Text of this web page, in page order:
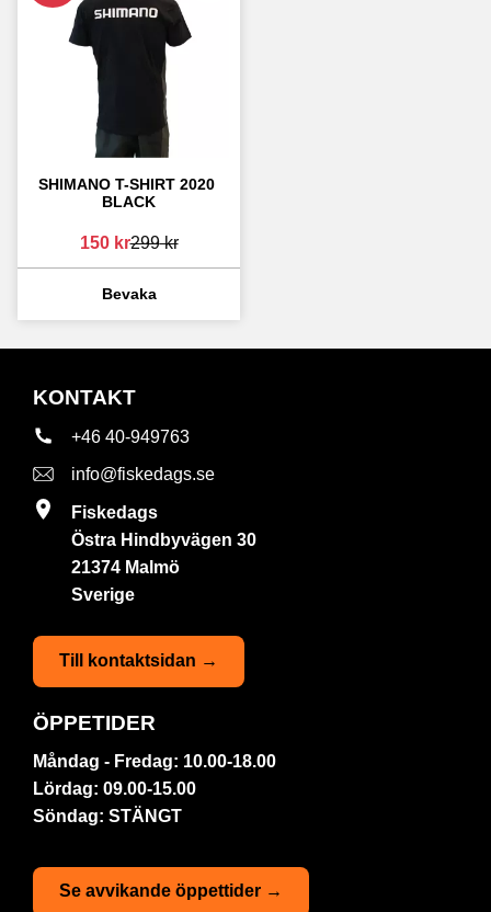
SHIMANO T-SHIRT 2020
BLACK
150kr299kr
KONTAKT
+46 40-949763
info@fiskedags.se
Fiskedags
Östra Hindbyvägen 30
21374 Malmö
Sverige
Till kontaktsidan →
ÖPPETIDER
Måndag - Fredag: 10.00-18.00
Lördag: 09.00-15.00
Söndag: STÄNGT
Se avvikande öppettider →